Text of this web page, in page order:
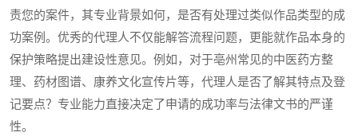
责您的案件，其专业背景如何，是否有处理过类似作品类型的成
功案例。优秀的代理人不仅能解答流程问题，更能就作品本身的
保护策略提出建设性意见。例如，对于亳州常见的中医药方整
理、药材图谱、康养文化宣传片等，代理人是否了解其特点及登
记要点？专业能力直接决定了申请的成功率与法律文书的严谨
性。